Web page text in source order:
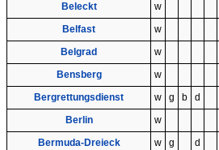
Beleckt
w
Belfast
w
Belgrad
w
Bensberg
w
Bergrettungsdienst
w g b
d
Berlin
w
Bermuda-Dreieck
w g
d